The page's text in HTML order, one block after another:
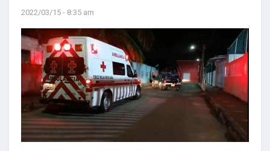
2022/03/15 - 8:35 am